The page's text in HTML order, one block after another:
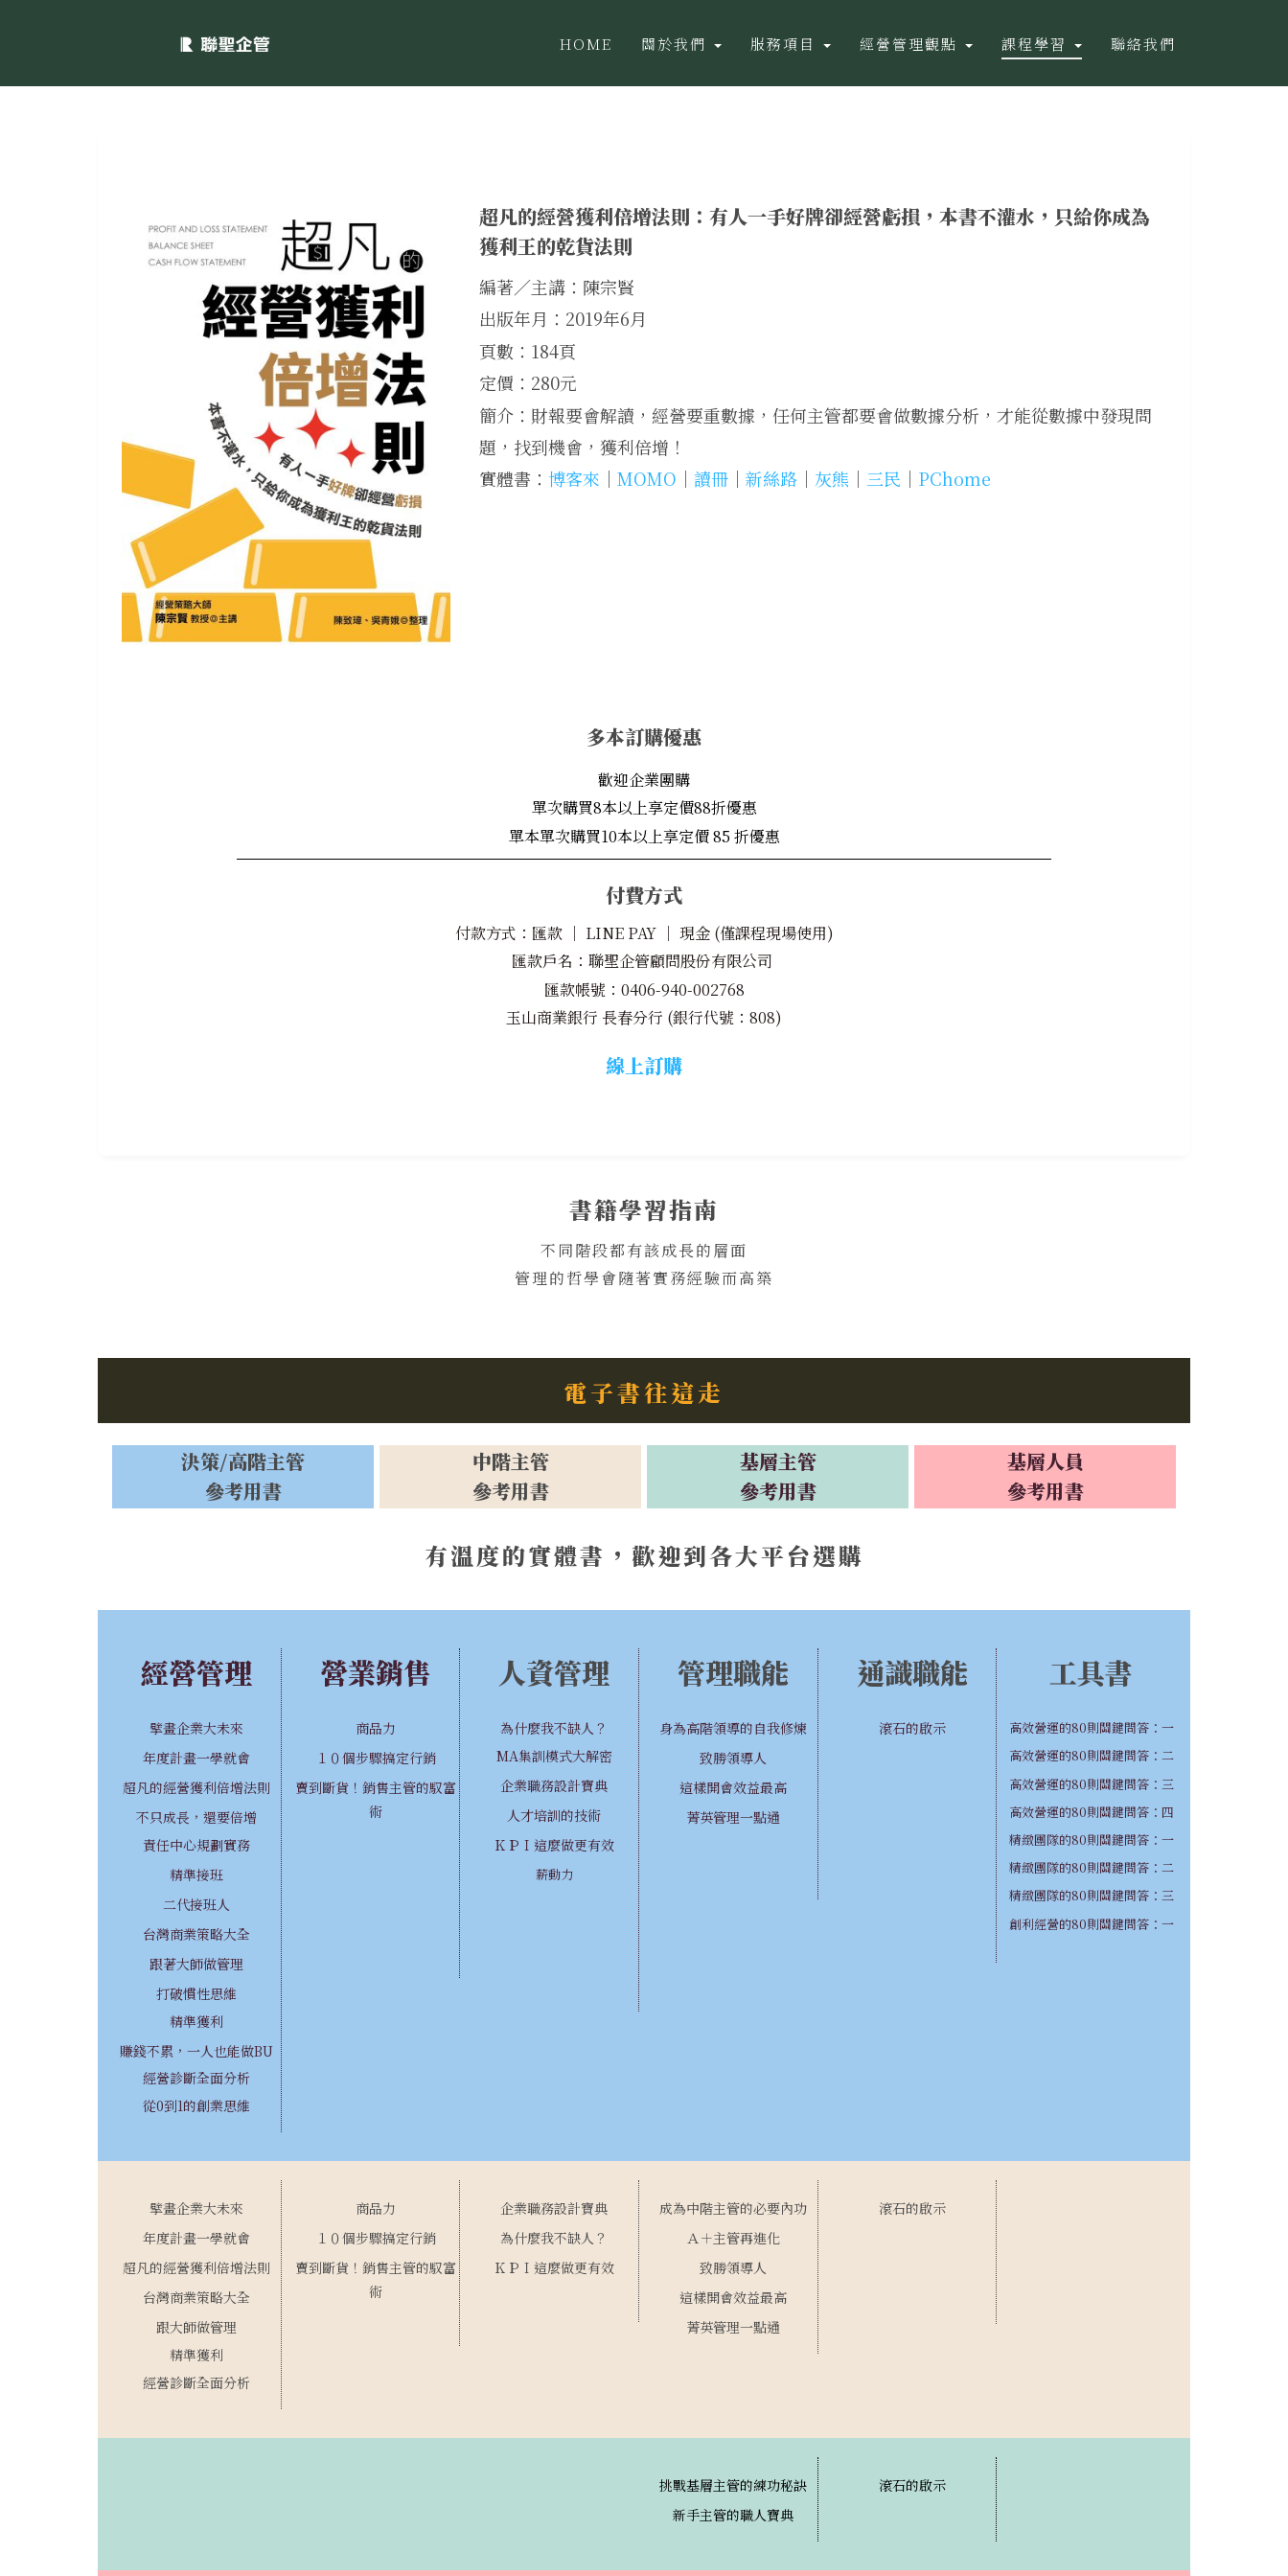
HOME 關於我們 服務項目 經營管理觀點 課程學習 聯絡我們
超凡的經營獲利倍增法則：有人一手好牌卻經營虧損，本書不灌水，只給你成為
獲利王的乾貨法則
編著／主講：陳宗賢
出版年月：2019年6月
頁數：184頁
定價：280元
簡介：財報要會解讀，經營要重數據，任何主管都要會做數據分析，才能從數據中發現問
題，找到機會，獲利倍增！
實體書：博客來 │MOMO │讀冊 │新絲路 │ 灰熊 │三民 │ PChome
多本訂購優惠
歡迎企業團購
單次購買8本以上享定價88折優惠
單本單次購買10本以上享定價 85 折優惠
付費方式
付款方式：匯款 │ LINE PAY │ 現金 (僅課程現場使用)
匯款戶名：聯聖企管顧問股份有限公司
匯款帳號：0406-940-002768
玉山商業銀行 長春分行 (銀行代號：808)
線上訂購
書籍學習指南
不同階段都有該成長的層面
管理的哲學會隨著實務經驗而高築
電子書往這走
決策/高階主管
參考用書
中階主管
參考用書
基層主管
參考用書
基層人員
參考用書
有溫度的實體書，歡迎到各大平台選購
經營管理
擘畫企業大未來
年度計畫一學就會
超凡的經營獲利倍增法則
不只成長，還要倍增
責任中心規劃實務
精準接班
二代接班人
台灣商業策略大全
跟著大師做管理
打破慣性思維
精準獲利
賺錢不累，一人也能做BU
經營診斷全面分析
從0到1的創業思維
營業銷售
商品力
１０個步驟搞定行銷
賣到斷貨！銷售主管的馭富
術
人資管理
為什麼我不缺人？
MA集訓模式大解密
企業職務設計寶典
人才培訓的技術
ＫＰＩ這麼做更有效
薪動力
管理職能
身為高階領導的自我修煉
致勝領導人
這樣開會效益最高
菁英管理一點通
通識職能
滾石的啟示
工具書
高效營運的80則關鍵問答：一
高效營運的80則關鍵問答：二
高效營運的80則關鍵問答：三
高效營運的80則關鍵問答：四
精緻團隊的80則關鍵問答：一
精緻團隊的80則關鍵問答：二
精緻團隊的80則關鍵問答：三
創利經營的80則關鍵問答：一
擘畫企業大未來
年度計畫一學就會
超凡的經營獲利倍增法則
台灣商業策略大全
跟大師做管理
精準獲利
經營診斷全面分析
商品力
１０個步驟搞定行銷
賣到斷貨！銷售主管的馭富
術
企業職務設計寶典
為什麼我不缺人？
ＫＰＩ這麼做更有效
成為中階主管的必要內功
Ａ＋主管再進化
致勝領導人
這樣開會效益最高
菁英管理一點通
滾石的啟示
挑戰基層主管的練功秘訣
新手主管的職人寶典
滾石的啟示